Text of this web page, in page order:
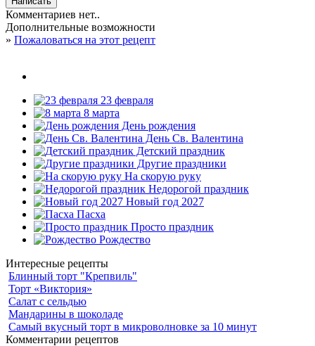
Комментариев нет..
Дополнительные возможности
» Пожаловаться на этот рецепт
23 февраля
8 марта
День рождения
День Св. Валентина
Детский праздник
Другие праздники
На скорую руку
Недорогой праздник
Новый год 2027
Пасха
Просто праздник
Рождество
Интересные рецепты
Блинный торт "Крепвиль"
Торт «Виктория»
Салат с сельдью
Мандарины в шоколаде
Самый вкусный торт в микроволновке за 10 минут
Комментарии рецептов